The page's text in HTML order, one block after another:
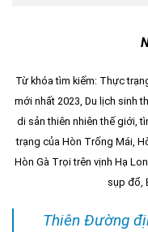
Từ khóa tìm kiếm: Thực
mới nhất 2023, Du lịch sinh
di sản thiên nhiên thế giới,
trạng của Hòn Trống Mái,
Hòn Gà Trọi trên vịnh Hạ
sụp đổ,
Thiên Đường